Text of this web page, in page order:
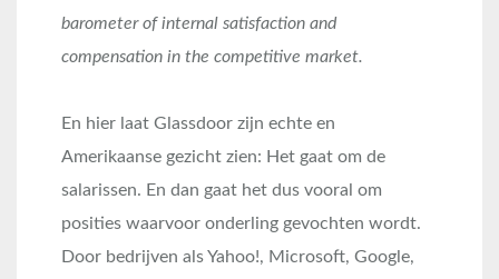
barometer of internal satisfaction and
compensation in the competitive market.
En hier laat Glassdoor zijn echte en
Amerikaanse gezicht zien: Het gaat om de
salarissen. En dan gaat het dus vooral om
posities waarvoor onderling gevochten wordt.
Door bedrijven als Yahoo!, Microsoft, Google,